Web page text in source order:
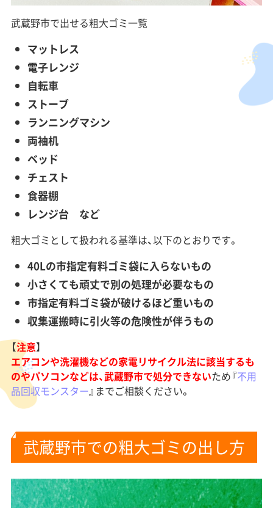
武蔵野市で出せる粗大ゴミ一覧
マットレス
電子レンジ
自転車
ストーブ
ランニングマシン
両袖机
ベッド
チェスト
食器棚
レンジ台 など
粗大ゴミとして扱われる基準は、以下のとおりです。
40Lの市指定有料ゴミ袋に入らないもの
小さくても頑丈で別の処理が必要なもの
市指定有料ゴミ袋が破けるほど重いもの
収集運搬時に引火等の危険性が伴うもの
【注意】
エアコンや洗濯機などの家電リサイクル法に該当するも
のやパソコンなどは、武蔵野市で処分できないため『不用
品回収モンスター』までご相談ください。
武蔵野市での粗大ゴミの出し方